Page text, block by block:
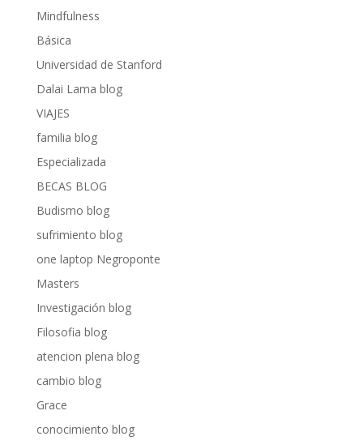
Mindfulness
Básica
Universidad de Stanford
Dalai Lama blog
VIAJES
familia blog
Especializada
BECAS BLOG
Budismo blog
sufrimiento blog
one laptop Negroponte
Masters
Investigación blog
Filosofia blog
atencion plena blog
cambio blog
Grace
conocimiento blog